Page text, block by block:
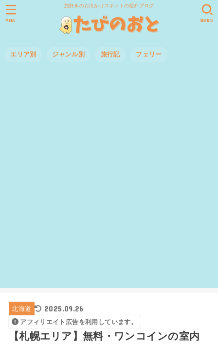
旅好きのお出かけスポットの紹介ブログ
エリア別 ジャンル別 旅行記 フェリー
SEARCH
MENU
北海道 2025.09.26
アフィリエイト広告を利用しています。
【札幌エリア】無料・ワンコインの室内